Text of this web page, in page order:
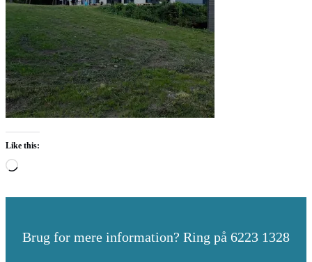
Like this:
Loading…
Brug for mere information? Ring på 6223 1328